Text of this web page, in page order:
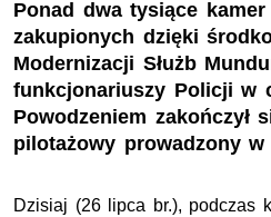
Ponad dwa tysiące
zakupionych dzięki
Modernizacji Służb
funkcjonariuszy Policji w
Powodzeniem zakończył
pilotażowy prowadzony
Dzisiaj (26 lipca br.), podczas